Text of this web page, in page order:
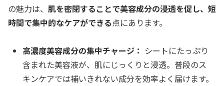
の魅力は、 肌を密閉することで美容成分の浸透を促し、短
時間で集中的なケアができる点にあります。
高濃度美容成分の集中チャージ： シートにたっぷり
含まれた美容液が、肌にじっくりと浸透。普段のス
キンケアでは補いきれない成分を効率よく届けます。